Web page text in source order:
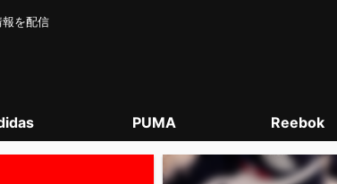
を配信
PUMA Reebok